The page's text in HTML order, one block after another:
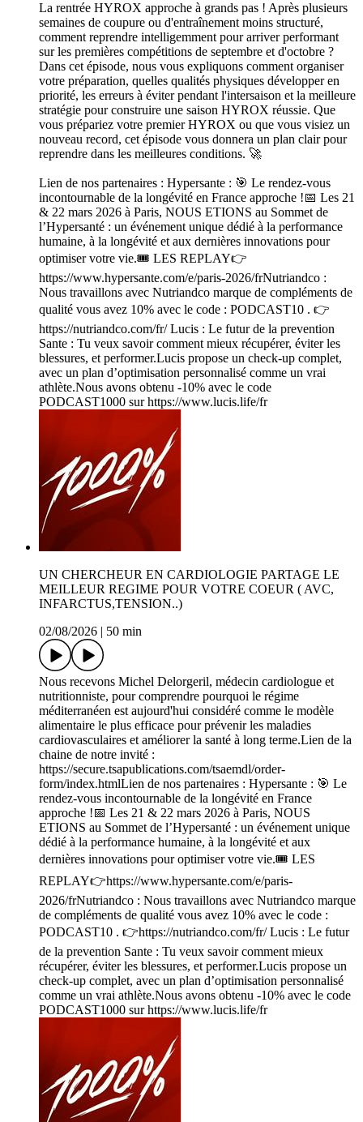
La rentrée HYROX approche à grands pas ! Après plusieurs
semaines de coupure ou d'entraînement moins structuré,
comment reprendre intelligemment pour arriver performant
sur les premières compétitions de septembre et d'octobre ?
Dans cet épisode, nous vous expliquons comment organiser
votre préparation, quelles qualités physiques développer en
priorité, les erreurs à éviter pendant l'intersaison et la meilleure
stratégie pour construire une saison HYROX réussie. Que
vous prépariez votre premier HYROX ou que vous visiez un
nouveau record, cet épisode vous donnera un plan clair pour
reprendre dans les meilleures conditions. 🚀
Lien de nos partenaires : Hypersante : 🎯 Le rendez-vous
incontournable de la longévité en France approche !📅 Les 21
& 22 mars 2026 à Paris, NOUS ETIONS au Sommet de
l’Hypersanté : un événement unique dédié à la performance
humaine, à la longévité et aux dernières innovations pour
optimiser votre vie.🎟️ LES REPLAY👉
https://www.hypersante.com/e/paris-2026/frNutriandco :
Nous travaillons avec Nutriandco marque de compléments de
qualité vous avez 10% avec le code : PODCAST10 . 👉
https://nutriandco.com/fr/ Lucis : Le futur de la prevention
Sante : Tu veux savoir comment mieux récupérer, éviter les
blessures, et performer.Lucis propose un check-up complet,
avec un plan d’optimisation personnalisé comme un vrai
athlète.Nous avons obtenu -10% avec le code
PODCAST1000 sur https://www.lucis.life/fr
UN CHERCHEUR EN CARDIOLOGIE PARTAGE LE
MEILLEUR REGIME POUR VOTRE COEUR ( AVC,
INFARCTUS,TENSION..)
02/08/2026
50 min
Nous recevons Michel Delorgeril, médecin cardiologue et
nutritionniste, pour comprendre pourquoi le régime
méditerranéen est aujourd'hui considéré comme le modèle
alimentaire le plus efficace pour prévenir les maladies
cardiovasculaires et améliorer la santé à long terme.Lien de la
chaine de notre invité :
https://secure.tsapublications.com/tsaemdl/order-
form/index.htmlLien de nos partenaires : Hypersante : 🎯 Le
rendez-vous incontournable de la longévité en France
approche !📅 Les 21 & 22 mars 2026 à Paris, NOUS
ETIONS au Sommet de l’Hypersanté : un événement unique
dédié à la performance humaine, à la longévité et aux
dernières innovations pour optimiser votre vie.🎟️ LES
REPLAY👉https://www.hypersante.com/e/paris-
2026/frNutriandco : Nous travaillons avec Nutriandco marque
de compléments de qualité vous avez 10% avec le code :
PODCAST10 . 👉https://nutriandco.com/fr/ Lucis : Le futur
de la prevention Sante : Tu veux savoir comment mieux
récupérer, éviter les blessures, et performer.Lucis propose un
check-up complet, avec un plan d’optimisation personnalisé
comme un vrai athlète.Nous avons obtenu -10% avec le code
PODCAST1000 sur https://www.lucis.life/fr